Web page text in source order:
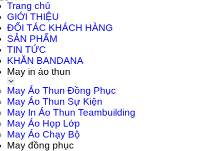
Trang chủ
GIỚI THIỆU
ĐỐI TÁC KHÁCH HÀNG
SẢN PHẨM
TIN TỨC
KHĂN BANDANA
May in áo thun
May Áo Thun Đồng Phục
May Áo Thun Sự Kiện
May In Áo Thun Teambuilding
May Áo Họp Lớp
May Áo Chạy Bộ
May đồng phục